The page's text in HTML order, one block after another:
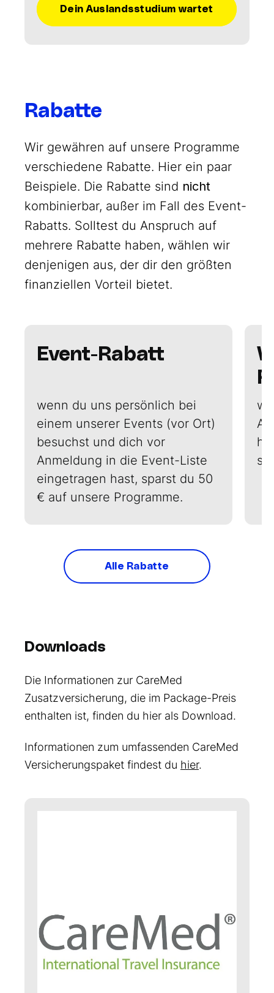
Dein Auslandsstudium wartet
Rabatte
Wir gewähren auf unsere Programme
verschiedene Rabatte. Hier ein paar
Beispiele. Die Rabatte sind nicht
kombinierbar, außer im Fall des Event-
Rabatts. Solltest du Anspruch auf
mehrere Rabatte haben, wählen wir
denjenigen aus, der dir den größten
finanziellen Vorteil bietet.
Event-Rabatt
wenn du uns persönlich bei
einem unserer Events (vor Ort)
besuchst und dich vor
Anmeldung in die Event-Liste
eingetragen hast, sparst du 50
€ auf unsere Programme.
w
Alle Rabatte
Downloads
Die Informationen zur CareMed
Zusatzversicherung, die im Package-Preis
enthalten ist, finden du hier als Download.
Informationen zum umfassenden CareMed
Versicherungspaket findest du hier.